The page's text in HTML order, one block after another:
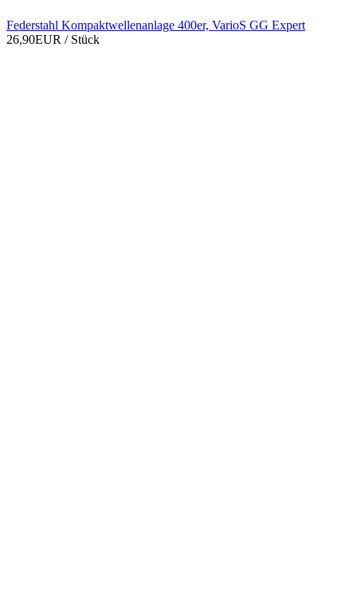
Federstahl Kompaktwellenanlage 400er, VarioS GG Expert
26,90EUR / Stück